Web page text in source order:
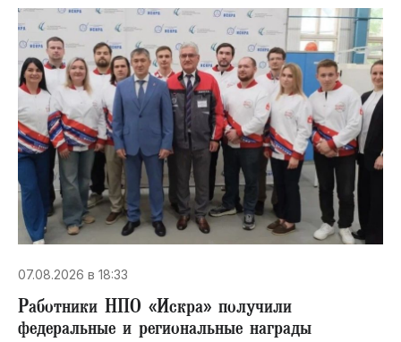
07.08.2026 в 18:33
Работники НПО «Искра» получили
федеральные и региональные награды